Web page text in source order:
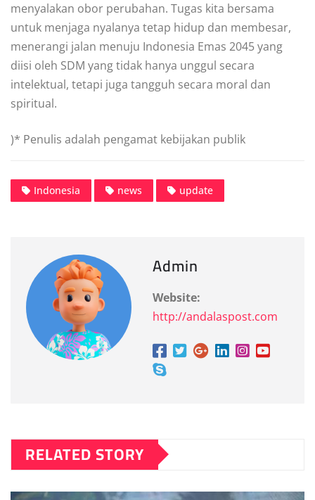
menyalakan obor perubahan. Tugas kita bersama
untuk menjaga nyalanya tetap hidup dan membesar,
menerangi jalan menuju Indonesia Emas 2045 yang
diisi oleh SDM yang tidak hanya unggul secara
intelektual, tetapi juga tangguh secara moral dan
spiritual.
)* Penulis adalah pengamat kebijakan publik
Indonesia news update
Admin
Website:
http://andalaspost.com
RELATED STORY